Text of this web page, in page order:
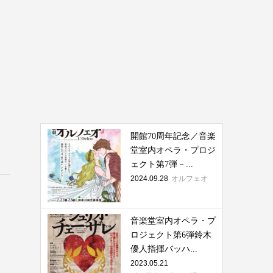
開館70周年記念／音楽
堂室内オペラ・プロジ
ェクト第7弾－...
2024.09.28 オルフェオ
音楽堂室内オペラ・プ
ロジェクト第6弾鈴木
優人指揮バッハ...
2023.05.21